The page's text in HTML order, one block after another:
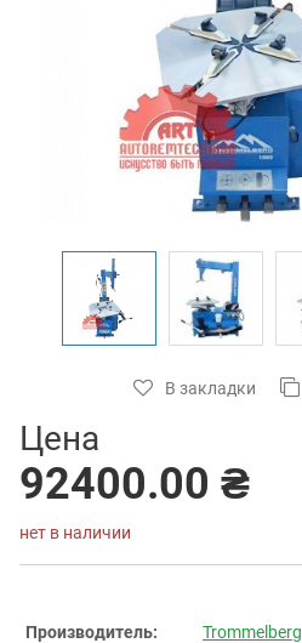
В закладки
Цена
92400.00 ₴
нет в наличии
Производитель: Trommelberg